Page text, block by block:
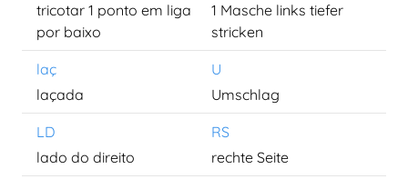
tricotar 1 ponto em liga
por baixo
1 Masche links tiefer
stricken
laç
U
laçada
Umschlag
LD
RS
lado do direito
rechte Seite